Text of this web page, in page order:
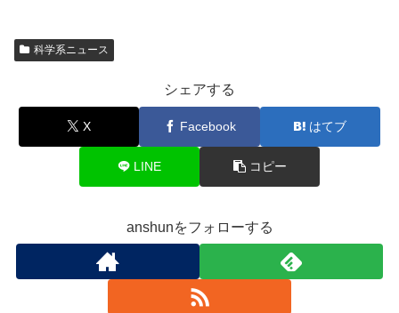
科学系ニュース
シェアする
X Facebook はてブ
LINE コピー
anshunをフォローする